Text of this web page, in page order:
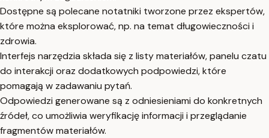
Dostępne są polecane notatniki tworzone przez ekspertów,
które można eksplorować, np. na temat długowieczności i
zdrowia.
Interfejs narzędzia składa się z listy materiałów, panelu czatu
do interakcji oraz dodatkowych podpowiedzi, które
pomagają w zadawaniu pytań.
Odpowiedzi generowane są z odniesieniami do konkretnych
źródeł, co umożliwia weryfikację informacji i przeglądanie
fragmentów materiałów.